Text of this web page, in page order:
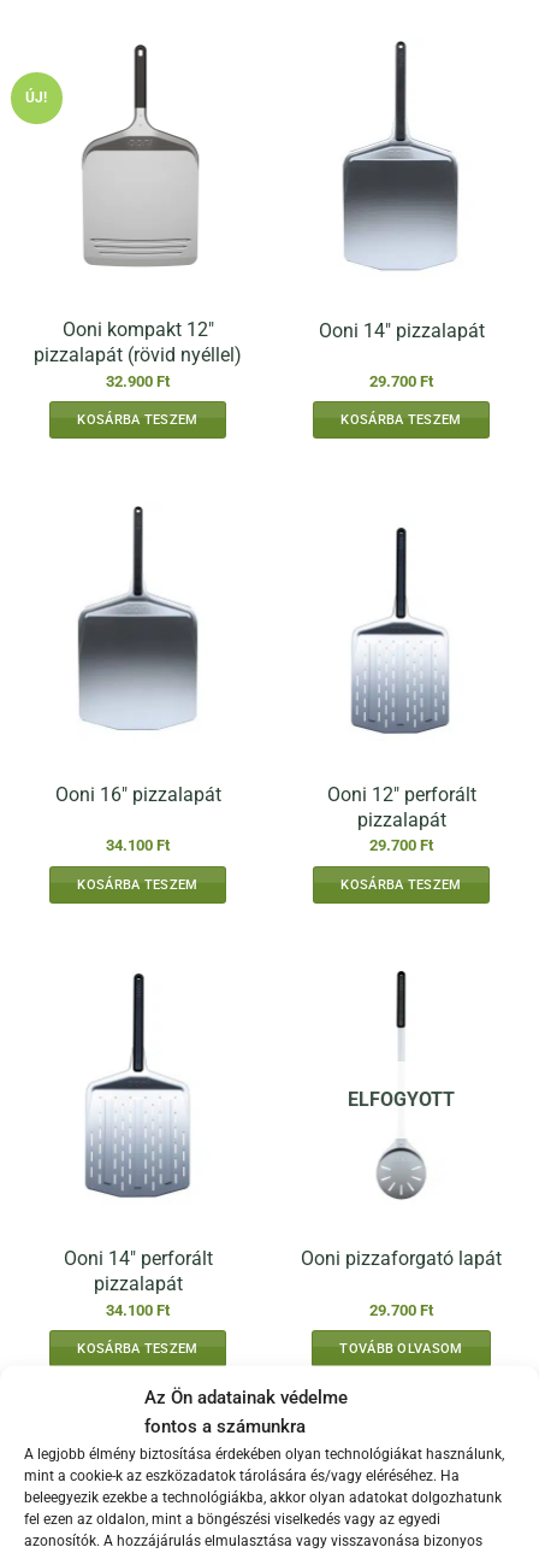
Az Ön adatainak védelme
fontos a számunkra
A legjobb élmény biztosítása érdekében olyan technológiákat használunk,
mint a cookie-k az eszközadatok tárolására és/vagy eléréséhez. Ha
beleegyezik ezekbe a technológiákba, akkor olyan adatokat dolgozhatunk
fel ezen az oldalon, mint a böngészési viselkedés vagy az egyedi
azonosítók. A hozzájárulás elmulasztása vagy visszavonása bizonyos
ÚJ!
Ooni kompakt 12″
pizzalapát (rövid nyéllel)
32.900 Ft
KOSÁRBA TESZEM
Ooni 14″ pizzalapát
29.700 Ft
KOSÁRBA TESZEM
Ooni 16″ pizzalapát
34.100 Ft
KOSÁRBA TESZEM
Ooni 12″ perforált
pizzalapát
29.700 Ft
KOSÁRBA TESZEM
Ooni 14″ perforált
pizzalapát
34.100 Ft
KOSÁRBA TESZEM
ELFOGYOTT
Ooni pizzaforgató lapát
29.700 Ft
TOVÁBB OLVASOM